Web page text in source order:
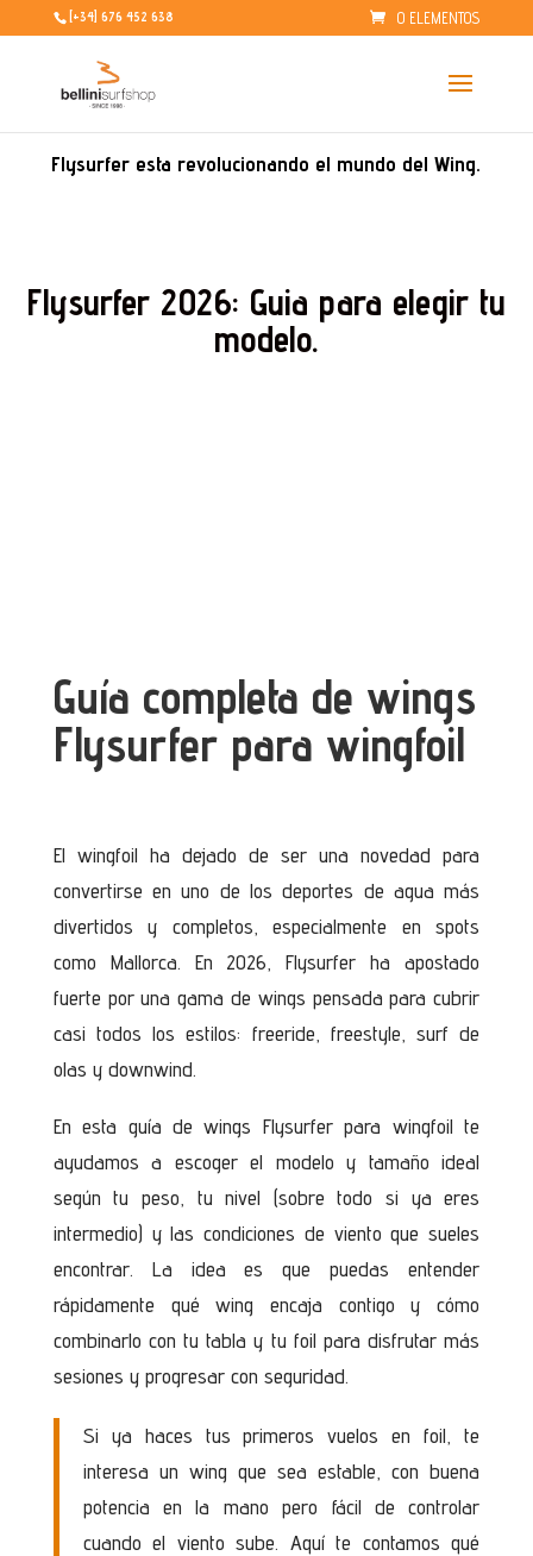
[+34] 676 452 638 0 ELEMENTOS
Flysurfer esta revolucionando el mundo del Wing.
Flysurfer 2026: Guia para elegir tu
modelo.
Guía completa de wings
Flysurfer para wingfoil
El wingfoil ha dejado de ser una novedad para
convertirse en uno de los deportes de agua más
divertidos y completos, especialmente en spots
como Mallorca. En 2026, Flysurfer ha apostado
fuerte por una gama de wings pensada para cubrir
casi todos los estilos: freeride, freestyle, surf de
olas y downwind.
En esta guía de wings Flysurfer para wingfoil te
ayudamos a escoger el modelo y tamaño ideal
según tu peso, tu nivel (sobre todo si ya eres
intermedio) y las condiciones de viento que sueles
encontrar. La idea es que puedas entender
rápidamente qué wing encaja contigo y cómo
combinarlo con tu tabla y tu foil para disfrutar más
sesiones y progresar con seguridad.
Si ya haces tus primeros vuelos en foil, te
interesa un wing que sea estable, con buena
potencia en la mano pero fácil de controlar
cuando el viento sube. Aquí te contamos qué